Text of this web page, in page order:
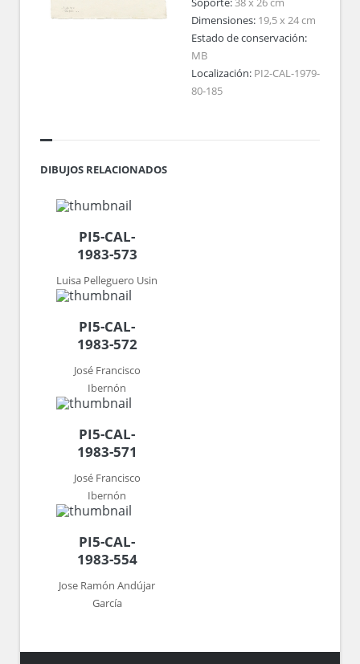
Dimensiones: 19,5 x 24 cm
Estado de conservación:
MB
Localización: PI2-CAL-1979-
80-185
DIBUJOS RELACIONADOS
PI5-CAL-
1983-573
Luisa Pelleguero Usin
PI5-CAL-
1983-572
José Francisco
Ibernón
PI5-CAL-
1983-571
José Francisco
Ibernón
PI5-CAL-
1983-554
Jose Ramón Andújar
García